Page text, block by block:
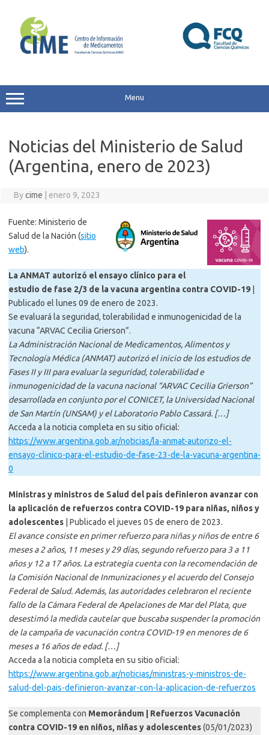
content
Menu
Noticias del Ministerio de Salud
(Argentina, enero de 2023)
Bycime enero 9, 2023
Fuente: Ministerio de
Salud de la Nación (sitio
web).
La ANMAT autorizó el ensayo clínico para el
estudio de fase 2/3 de la vacuna argentina contra COVID-19
Publicado el lunes 09 de enero de 2023.
Se evaluará la seguridad, tolerabilidad e inmunogenicidad de la
vacuna “ARVAC Cecilia Grierson”.
La Administración Nacional de Medicamentos, Alimentos y
Tecnología Médica (ANMAT) autorizó el inicio de los estudios de
Fases II y III para evaluar la seguridad, tolerabilidad e
inmunogenicidad de la vacuna nacional “ARVAC Cecilia Grierson”
desarrollada en conjunto por el CONICET, la Universidad Nacional
de San Martín (UNSAM) y el Laboratorio Pablo Cassará. […]
Acceda a la noticia completa en su sitio oficial:
https://www.argentina.gob.ar/noticias/la-anmat-autorizo-el-
ensayo-clinico-para-el-estudio-de-fase-23-de-la-vacuna-argentina-
0
Ministras y ministros de Salud del país definieron avanzar con
la aplicación de refuerzos contra COVID-19 para niñas, niños y
adolescentes | Publicado el jueves 05 de enero de 2023.
El avance consiste en primer refuerzo para niñas y niños de entre 6
meses a 2 años, 11 meses y 29 días, segundo refuerzo para 3 a 11
años y 12 a 17 años. La estrategia cuenta con la recomendación de
la Comisión Nacional de Inmunizaciones y el acuerdo del Consejo
Federal de Salud. Además, las autoridades celebraron el reciente
fallo de la Cámara Federal de Apelaciones de Mar del Plata, que
desestimó la medida cautelar que buscaba suspender la promoción
de la campaña de vacunación contra COVID-19 en menores de 6
meses a 16 años de edad. […]
Acceda a la noticia completa en su sitio oficial:
https://www.argentina.gob.ar/noticias/ministras-y-ministros-de-
salud-del-pais-definieron-avanzar-con-la-aplicacion-de-refuerzos
Se complementa con Memorándum | Refuerzos Vacunación
contra COVID-19 en niños, niñas y adolescentes(05/01/2023)